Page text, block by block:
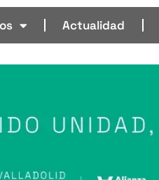
Actualidad